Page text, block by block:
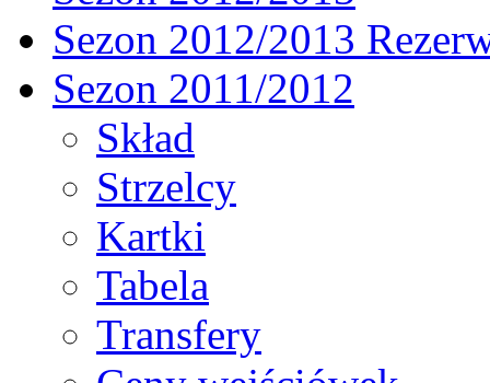
Sezon 2012/2013
Sezon 2011/2012
Skład
Strzelcy
Kartki
Tabela
Transfery